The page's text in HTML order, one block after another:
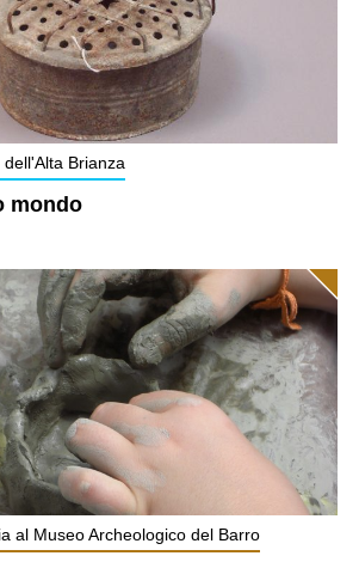
Brianza
mondo
al Museo Archeologico del Barro